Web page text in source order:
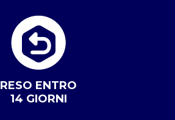
RESO ENTRO
14 GIORNI